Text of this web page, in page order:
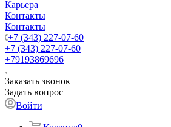
Карьера
Контакты
Контакты
+7 (343) 227-07-60
+7 (343) 227-07-60
+79193869696
Заказать звонок
Задать вопрос
Войти